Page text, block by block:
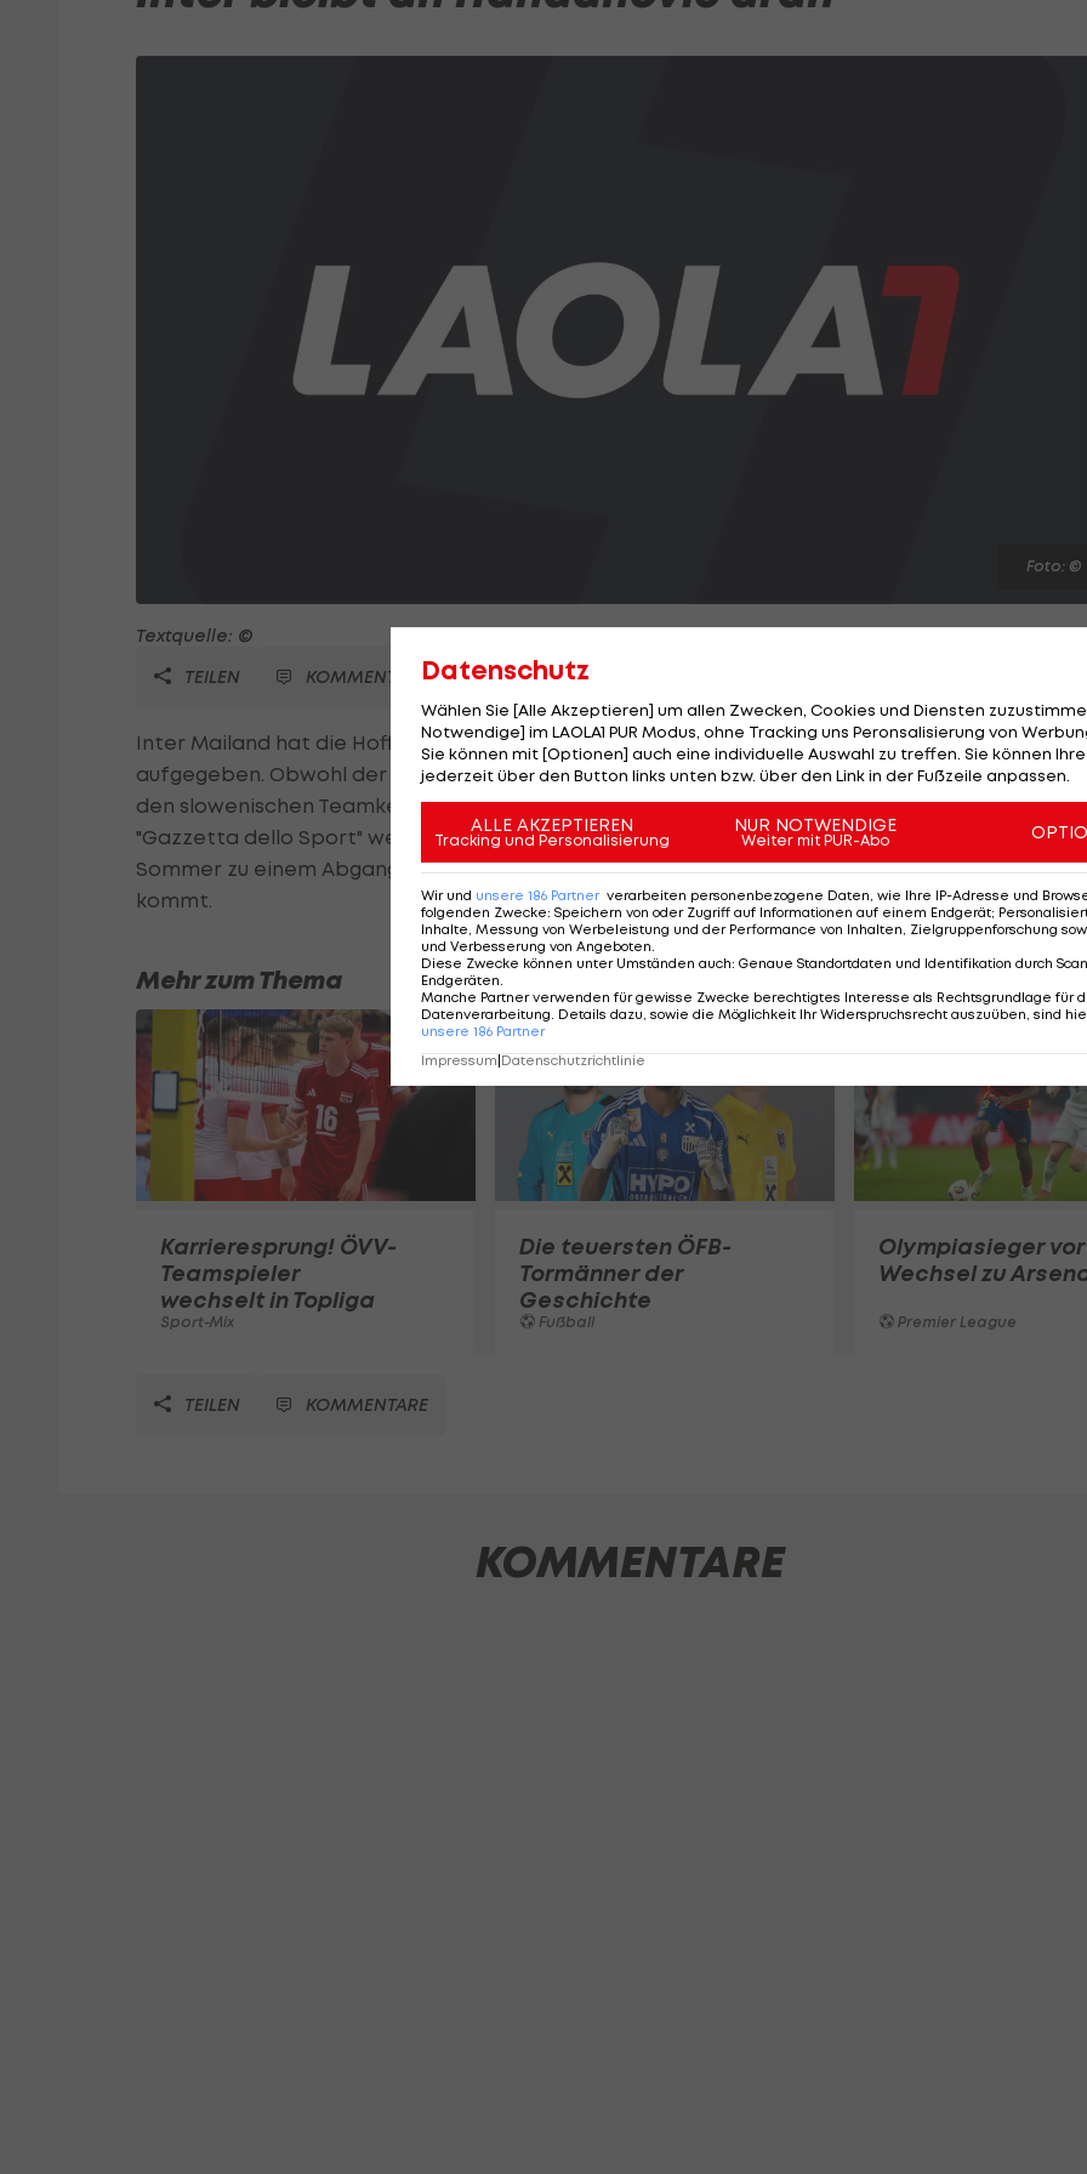
Foto: ©
Textquelle: ©
TEILEN
KOMMENTARE
Inter Mailand hat die Hoffnung, Samir Handanovic zu verpflichten, offenbar noch nicht
aufgegeben. Obwohl der Arbeitgeber des 27-Jährigen, Udinese Calcio, bereits verkündet hat,
den slowenischen Teamkeeper unbedingt halten zu wollen, versuchen es die "Nerazzurri" laut
"Gazzetta dello Sport" weiterhin. Ein Grund dafür ist, dass es allem Anschein nach noch in
Sommer zu einem Abgang von Goalie Julio Cesar, der seit sechs Saisonen bei den Mailändern
kommt.
Mehr zum Thema
Karrieresprung! ÖVV-
Teamspieler
wechselt in Topliga
Sport-Mix
Die teuersten ÖFB-
Tormänner der
Geschichte
Fußball
Olympiasieger vor
Wechsel zu
Premier League
TEILEN KOMMENTARE
KOMMENTARE
Datenschutz
Wählen Sie [Alle Akzeptieren] um allen Zwecken, Cookies und Diensten
Notwendige] im LAOLA1 PUR Modus, ohne Tracking uns Peronsalisierung von
Sie können mit [Optionen] auch eine individuelle Auswahl zu treffen. Sie können
jederzeit über den Button links unten bzw. über den Link in der Fußzeile anpassen.
ALLE AKZEPTIEREN
Tracking und Personalisierung
NUR NOTWENDIGE
Weiter mit PUR-Abo
Wir und unsere 186 Partner verarbeiten personenbezogene Daten, wie Ihre IP-Adresse und
folgenden Zwecke: Speichern von oder Zugriff auf Informationen auf einem Endgerät;
Inhalte, Messung von Werbeleistung und der Performance von Inhalten, Zielgruppenforschung
und Verbesserung von Angeboten
Diese Zwecke können unter Umständen auch: Genaue Standortdaten und Identifikation durch
Endgeräten
Manche Partner verwenden für gewisse Zwecke berechtigtes Interesse als Rechtsgrundlage für
Datenverarbeitung. Details dazu, sowie die Möglichkeit Ihr Widerspruchsrecht auszuüben, sind
unsere 186 Partner
Impressum|Datenschutzrichtlinie